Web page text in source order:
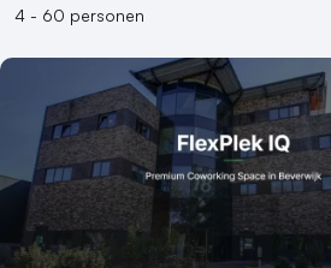
4 - 60 personen